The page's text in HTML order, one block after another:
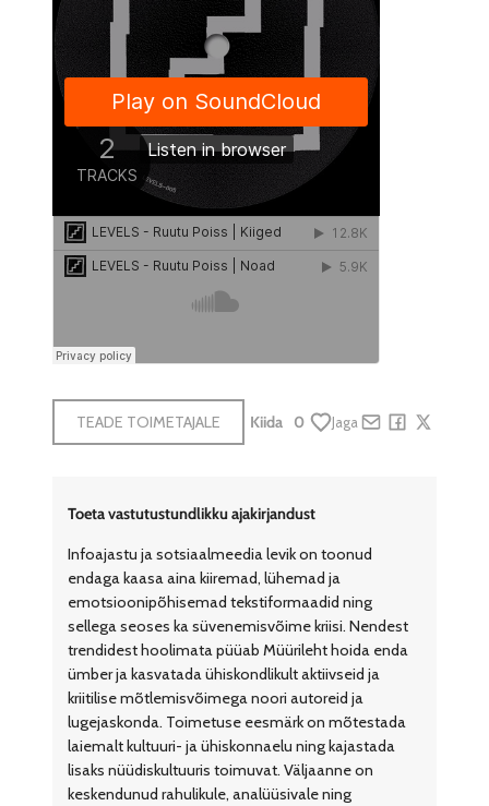
TEADE TOIMETAJALE Kiida 0 Jaga
Toeta vastutustundlikku ajakirjandust
Infoajastu ja sotsiaalmeedia levik on toonud
endaga kaasa aina kiiremad, lühemad ja
emotsioonipõhisemad tekstiformaadid ning
sellega seoses ka süvenemisvõime kriisi. Nendest
trendidest hoolimata püüab Müürileht hoida enda
ümber ja kasvatada ühiskondlikult aktiivseid ja
kriitilise mõtlemisvõimega noori autoreid ja
lugejaskonda. Toimetuse eesmärk on mõtestada
laiemalt kultuuri- ja ühiskonnaelu ning kajastada
lisaks nüüdiskultuuris toimuvat. Väljaanne on
keskendunud rahulikule, analüüsivale ning